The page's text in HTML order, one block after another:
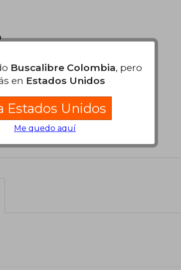
evaluación
Buscalibre Colombia, pero
en Estados Unidos
Estados Unidos
Me quedo aquí